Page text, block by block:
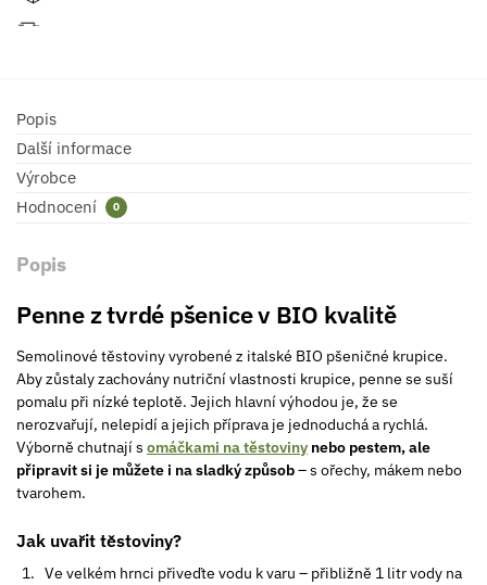
Popis
Další informace
Výrobce
Hodnocení
0
Popis
Penne z tvrdé pšenice v BIO kvalitě
Semolinové těstoviny vyrobené z italské BIO pšeničné krupice.
Aby zůstaly zachovány nutriční vlastnosti krupice, penne se suší
pomalu při nízké teplotě. Jejich hlavní výhodou je, že se
nerozvařují, nelepidí a jejich příprava je jednoduchá a rychlá.
Výborně chutnají s omáčkami na těstoviny nebo pestem, ale
připravit si je můžete i na sladký způsob– s ořechy, mákem nebo
tvarohem.
Jak uvařit těstoviny?
Ve velkém hrnci přiveďte vodu k varu – přibližně 1 litr vody na